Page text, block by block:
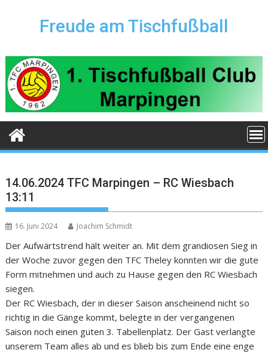
Freude am Tischfußball
14.06.2024 TFC Marpingen – RC Wiesbach
13:11
16. Juni 2024 Joachim Schmidt
Der Aufwärtstrend hält weiter an. Mit dem grandiosen Sieg in
der Woche zuvor gegen den TFC Theley konnten wir die gute
Form mitnehmen und auch zu Hause gegen den RC Wiesbach
siegen.
Der RC Wiesbach, der in dieser Saison anscheinend nicht so
richtig in die Gänge kommt, belegte in der vergangenen
Saison noch einen guten 3. Tabellenplatz. Der Gast verlangte
unserem Team alles ab und es blieb bis zum Ende eine enge